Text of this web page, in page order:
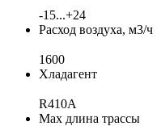
-15...+24
Расход воздуха, м3/ч
1600
Хладагент
R410A
Max длина трассы